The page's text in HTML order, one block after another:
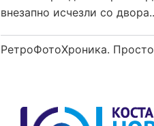
внезапно исчезли со
РетроФотоХроника.